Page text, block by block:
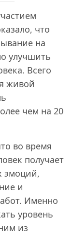
что
на
улучшить
Всего
живой
чем на 20
во время
получает
эмоций,
и
Именно
уровень
из